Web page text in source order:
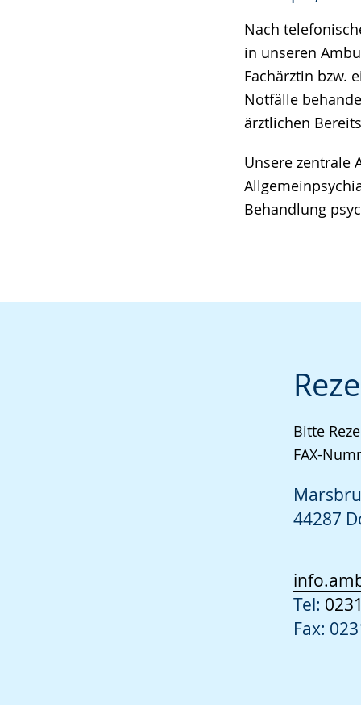
Nach
in unseren
Fachärztin bzw.
Notfälle
ärztlichen
Unsere zentrale
Behandlung
Bitte
FAX-
44287
Tel:
Fax: